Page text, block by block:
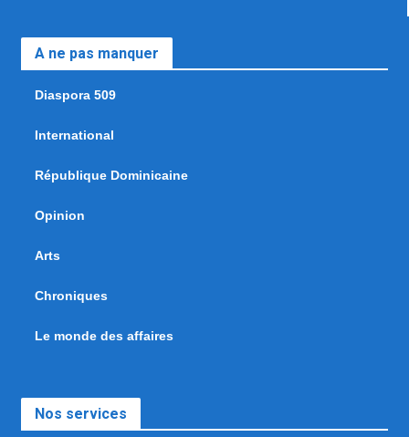
A ne pas manquer
Diaspora 509
International
République Dominicaine
Opinion
Arts
Chroniques
Le monde des affaires
Nos services